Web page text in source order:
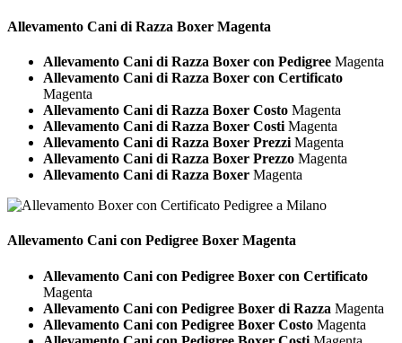
Allevamento Cani di Razza Boxer Magenta
Allevamento Cani di Razza Boxer con Pedigree Magenta
Allevamento Cani di Razza Boxer con Certificato
Magenta
Allevamento Cani di Razza Boxer Costo Magenta
Allevamento Cani di Razza Boxer Costi Magenta
Allevamento Cani di Razza Boxer Prezzi Magenta
Allevamento Cani di Razza Boxer Prezzo Magenta
Allevamento Cani di Razza Boxer Magenta
Allevamento Cani con Pedigree Boxer Magenta
Allevamento Cani con Pedigree Boxer con Certificato
Magenta
Allevamento Cani con Pedigree Boxer di Razza Magenta
Allevamento Cani con Pedigree Boxer Costo Magenta